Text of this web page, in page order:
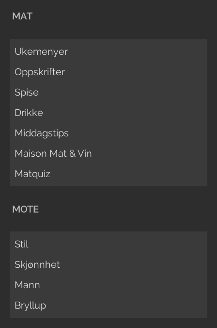
MAT
Ukemenyer
Oppskrifter
Spise
Drikke
Middagstips
Maison Mat & Vin
Matquiz
MOTE
Stil
Skjønnhet
Mann
Bryllup